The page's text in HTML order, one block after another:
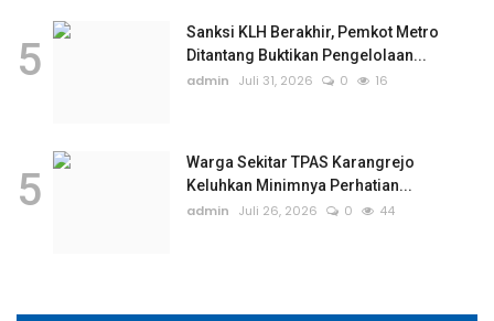
5
Sanksi KLH Berakhir, Pemkot Metro
Ditantang Buktikan Pengelolaan...
admin
Juli 31, 2026 0 16
5
Warga Sekitar TPAS Karangrejo
Keluhkan Minimnya Perhatian...
admin
Juli 26, 2026 0 44